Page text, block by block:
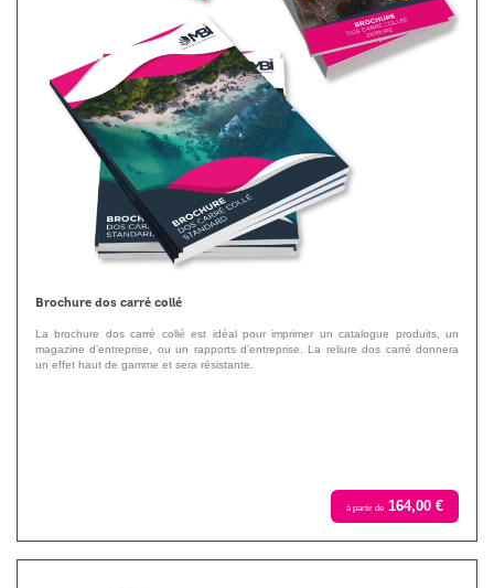
Brochure dos carré collé
La brochure dos carré collé est idéal pour imprimer un catalogue produits, un
magazine d’entreprise, ou un rapports d’entreprise. La reliure dos carré donnera
un effet haut de gamme et sera résistante.
à partir de 164,00 €